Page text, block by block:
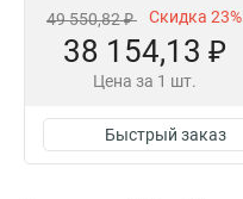
49 550,82 ₽ Скидка 23%
38 154,13 ₽
Цена за 1 шт.
Быстрый заказ